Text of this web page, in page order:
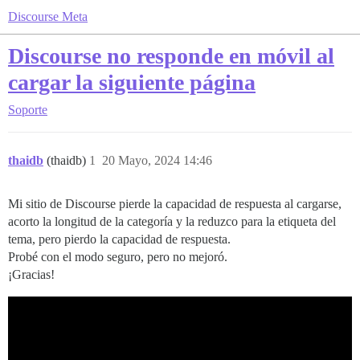
Discourse Meta
Discourse no responde en móvil al
cargar la siguiente página
Soporte
thaidb (thaidb) 20 Mayo, 2024 14:46
1
Mi sitio de Discourse pierde la capacidad de respuesta al cargarse,
acorto la longitud de la categoría y la reduzco para la etiqueta del
tema, pero pierdo la capacidad de respuesta.
Probé con el modo seguro, pero no mejoró.
¡Gracias!